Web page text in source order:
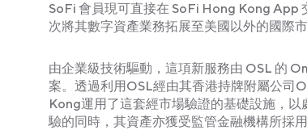
SoFi 會員現可直接在 SoFi Hong Kong App
次將其數字資產業務拓展至美國以外的國際市
由企業級技術驅動，這項新服務由 OSL 的
案。透過利用OSL經由其香港持牌附屬公
Kong運用了這套經市場驗證的基礎設施，
驗的同時，其資產亦獲受監管金融機構所採